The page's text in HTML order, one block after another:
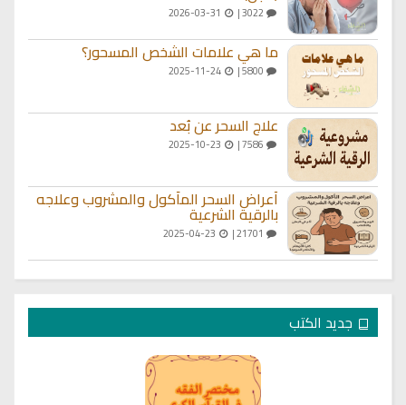
ما هي علامات الشخص المسحور؟
2025-11-24
علاج السحر عن بُعد
أعراض السحر المأكول والمشروب وعلاجه
بالرقية الشرعية
جديد الكتب